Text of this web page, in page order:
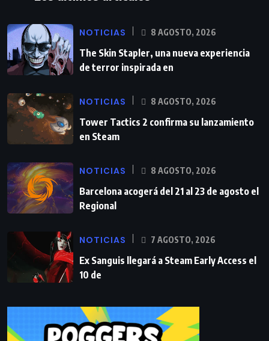
NOTICIAS 8 AGOSTO, 2026
The Skin Stapler, una nueva experiencia
de terror inspirada en
NOTICIAS 8 AGOSTO, 2026
Tower Tactics 2 confirma su lanzamiento
en Steam
NOTICIAS 8 AGOSTO, 2026
Barcelona acogerá del 21 al 23 de agosto el
Regional
NOTICIAS 7 AGOSTO, 2026
Ex Sanguis llegará a Steam Early Access el
10 de